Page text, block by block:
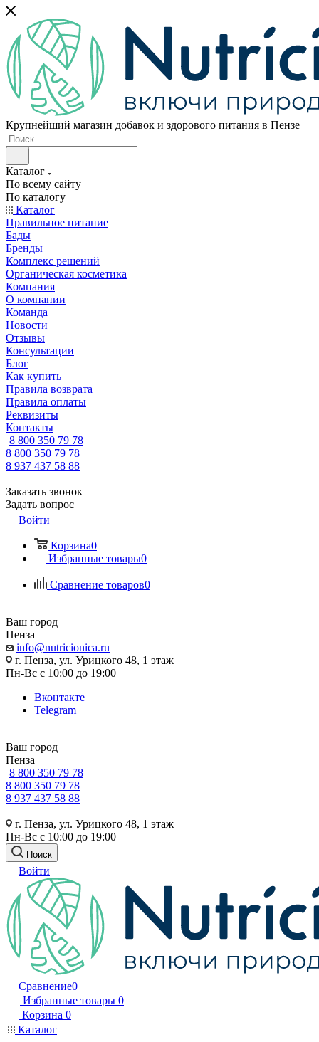
Крупнейший магазин добавок и здорового питания в Пензе
Каталог
По всему сайту
По каталогу
Каталог
Правильное питание
Бады
Бренды
Комплекс решений
Органическая косметика
Компания
О компании
Команда
Новости
Отзывы
Консультации
Блог
Как купить
Правила возврата
Правила оплаты
Реквизиты
Контакты
8 800 350 79 78
8 800 350 79 78
8 937 437 58 88
Заказать звонок
Задать вопрос
Войти
Корзина0
Избранные товары0
Сравнение товаров0
Ваш город
Пенза
info@nutricionica.ru
г. Пенза, ул. Урицкого 48, 1 этаж
Пн-Вс с 10:00 до 19:00
Вконтакте
Telegram
Ваш город
Пенза
8 800 350 79 78
8 800 350 79 78
8 937 437 58 88
г. Пенза, ул. Урицкого 48, 1 этаж
Пн-Вс с 10:00 до 19:00
Поиск
Войти
Сравнение0
Избранные товары 0
Корзина 0
Каталог